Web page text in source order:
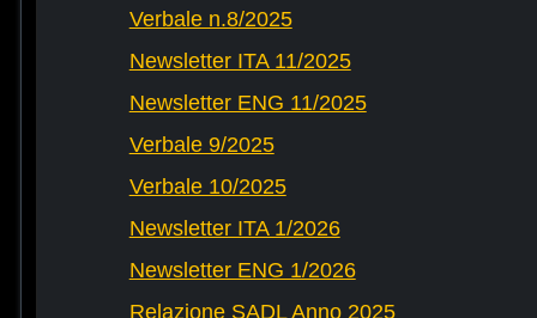
Verbale n.8/2025
Newsletter ITA 11/2025
Newsletter ENG 11/2025
Verbale 9/2025
Verbale 10/2025
Newsletter ITA 1/2026
Newsletter ENG 1/2026
Relazione SADL Anno 2025